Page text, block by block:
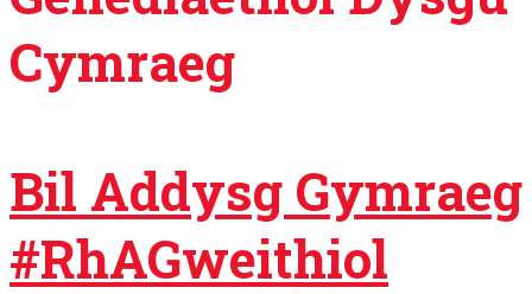
Cymraeg
Bil Addysg Gymraeg
#RhAGweithiol